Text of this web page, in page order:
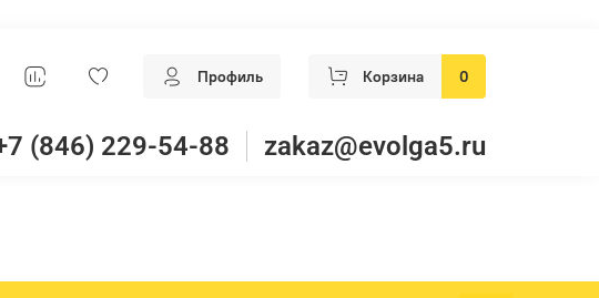
Профиль Корзина 0
(846) 229-54-88 zakaz@evolga5.ru